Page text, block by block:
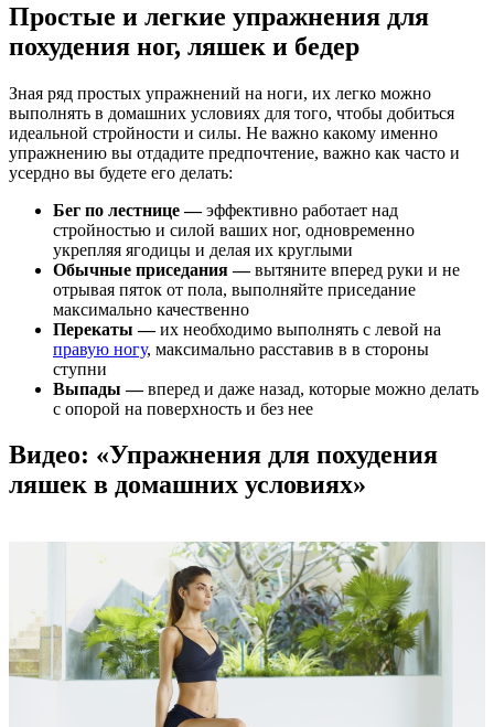
Простые и легкие упражнения для
похудения ног, ляшек и бедер
Зная ряд простых упражнений на ноги, их легко можно
выполнять в домашних условиях для того, чтобы добиться
идеальной стройности и силы. Не важно какому именно
упражнению вы отдадите предпочтение, важно как часто и
усердно вы будете его делать:
Бег по лестнице —эффективно работает над
стройностью и силой ваших ног, одновременно
укрепляя ягодицы и делая их круглыми
Обычные приседания —вытяните вперед руки и не
отрывая пяток от пола, выполняйте приседание
максимально качественно
Перекаты —их необходимо выполнять с левой на
правую ногу, максимально расставив в в стороны
ступни
Выпады —вперед и даже назад, которые можно делать
с опорой на поверхность и без нее
Видео: «Упражнения для похудения
ляшек в домашних условиях»